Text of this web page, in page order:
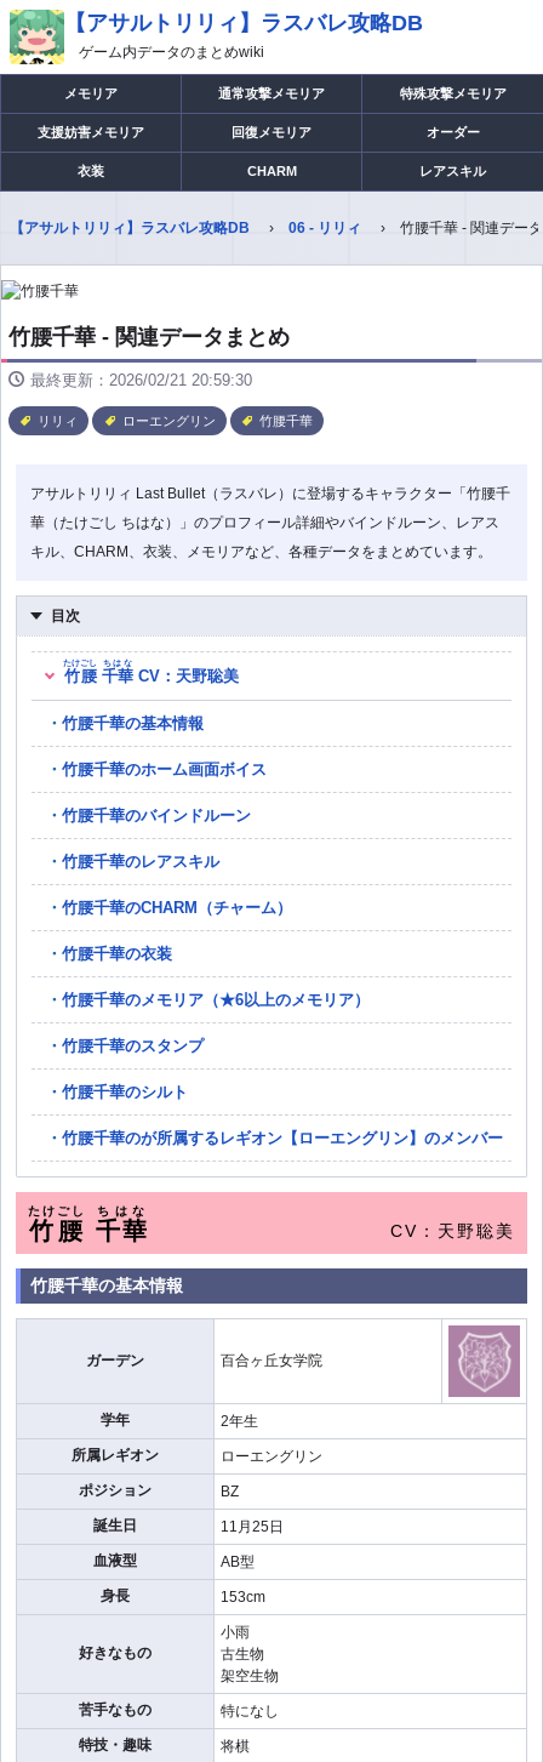
【アサルトリリィ】ラスバレ攻略DB
ゲーム内データのまとめwiki
メモリア 通常攻撃メモリア 特殊攻撃メモリア
支援妨害メモリア 回復メモリア オーダー
衣装 CHARM レアスキル
【アサルトリリィ】ラスバレ攻略DB 06 - リリィ 竹腰千華 - 関連デー
竹腰千華 - 関連データまとめ
最終更新：2026/02/21 20:59:30
リリィ ローエングリン 竹腰千華
アサルトリリィ Last Bullet（ラスバレ）に登場するキャラクター「竹腰千
華（たけごし ちはな）」のプロフィール詳細やバインドルーン、レアス
キル、CHARM、衣装、メモリアなど、各種データをまとめています。
目次
竹腰
たけごし
千華
ちはな
CV：天野聡美
竹腰千華の基本情報
竹腰千華のホーム画面ボイス
竹腰千華のバインドルーン
竹腰千華のレアスキル
竹腰千華のCHARM（チャーム）
竹腰千華の衣装
竹腰千華のメモリア（★6以上のメモリア）
竹腰千華のスタンプ
竹腰千華のシルト
竹腰千華のが所属するレギオン【ローエングリン】のメンバー
竹腰
たけごし
千華
ちはな
CV：天野聡美
竹腰千華の基本情報
ガーデン 百合ヶ丘女学院
学年
2年生
所属レギオン
ローエングリン
ポジション
BZ
誕生日
11月25日
血液型
AB型
身長
153cm
好きなもの
小雨
古生物
架空生物
苦手なもの
特になし
特技・趣味
将棋